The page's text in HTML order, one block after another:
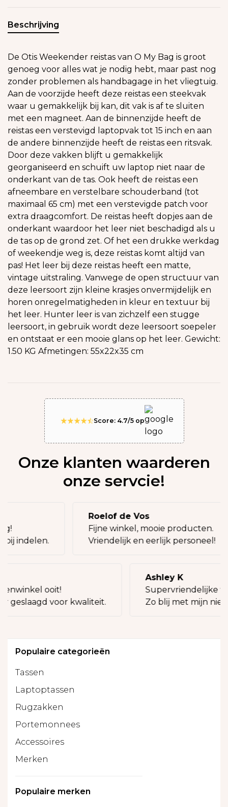
Beschrijving
De Otis Weekender reistas van O My Bag is groot
genoeg voor alles wat je nodig hebt, maar past nog
zonder problemen als handbagage in het vliegtuig.
Aan de voorzijde heeft deze reistas een steekvak
waar u gemakkelijk bij kan, dit vak is af te sluiten
met een magneet. Aan de binnenzijde heeft de
reistas een verstevigd laptopvak tot 15 inch en aan
de andere binnenzijde heeft de reistas een ritsvak.
Door deze vakken blijft u gemakkelijk
georganiseerd en schuift uw laptop niet naar de
onderkant van de tas. Ook heeft de reistas een
afneembare en verstelbare schouderband (tot
maximaal 65 cm) met een verstevigde patch voor
extra draagcomfort. De reistas heeft dopjes aan de
onderkant waardoor het leer niet beschadigd als u
de tas op de grond zet. Of het een drukke werkdag
of weekendje weg is, deze reistas komt altijd van
pas! Het leer bij deze reistas heeft een matte,
vintage uitstraling. Vanwege de open structuur van
deze leersoort zijn kleine krasjes onvermijdelijk en
horen onregelmatigheden in kleur en textuur bij
het leer. Hunter leer is van zichzelf een stugge
leersoort, in gebruik wordt deze leersoort soepeler
en ontstaat er een mooie glans op het leer. Gewicht:
1.50 KG Afmetingen: 55x22x35 cm
Score: 4.7/5 op
Onze klanten waarderen
onze servcie!
bij indelen.
Roelof de Vos
Fijne winkel, mooie producten.
Vriendelijk en eerlijk personeel!
ooit!
geslaagd voor kwaliteit.
Ashley K
Supervriendelijke
Zo blij met mijn
Populaire categorieën
Tassen
Laptoptassen
Rugzakken
Portemonnees
Accessoires
Merken
Populaire merken